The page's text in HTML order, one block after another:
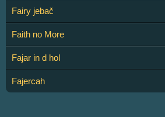
Fairy jebač
Faith no More
Fajar in d hol
Fajercah